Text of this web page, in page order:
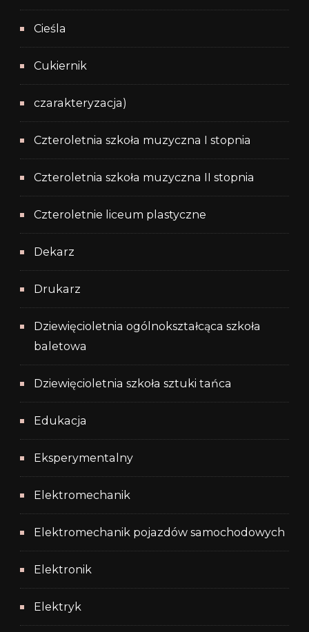
Cieśla
Cukiernik
czarakteryzacja)
Czteroletnia szkoła muzyczna I stopnia
Czteroletnia szkoła muzyczna II stopnia
Czteroletnie liceum plastyczne
Dekarz
Drukarz
Dziewięcioletnia ogólnokształcąca szkoła
baletowa
Dziewięcioletnia szkoła sztuki tańca
Edukacja
Eksperymentalny
Elektromechanik
Elektromechanik pojazdów samochodowych
Elektronik
Elektryk